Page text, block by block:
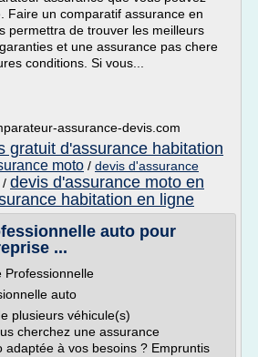
Faire un comparatif assurance en
permettra de trouver les meilleurs
et une assurance pas chere
conditions. Si vous...
assurance-devis.com
gratuit d'assurance habitation
moto / devis d'assurance
/ devis d'assurance moto en
habitation en ligne
auto pour
...
Professionnelle
auto
plusieurs véhicule(s)
cherchez une assurance
adaptée à vos besoins ? Empruntis